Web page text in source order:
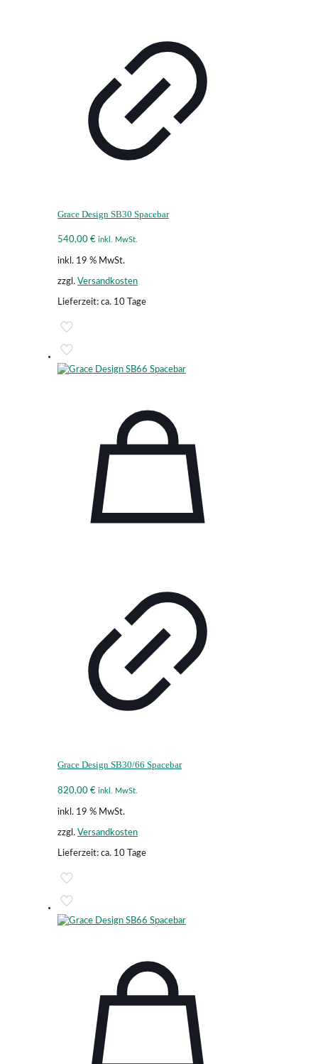
Grace Design SB30 Spacebar
540,00 € inkl. MwSt.
inkl. 19 % MwSt.
zzgl. Versandkosten
Lieferzeit: ca. 10 Tage
Grace Design SB30/66 Spacebar
820,00 € inkl. MwSt.
inkl. 19 % MwSt.
zzgl. Versandkosten
Lieferzeit: ca. 10 Tage